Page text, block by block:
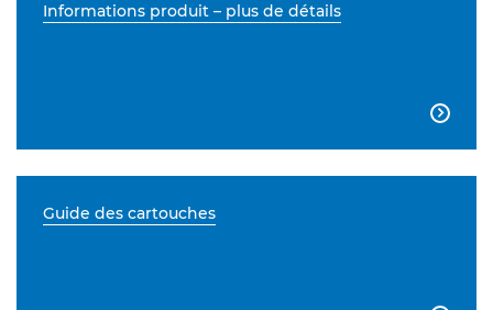
Informations produit – plus de détails

Guide des cartouches